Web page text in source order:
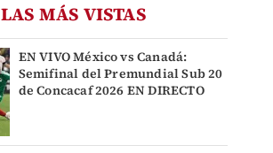
LAS MÁS VISTAS
EN VIVO México vs Canadá:
Semifinal del Premundial Sub 20
de Concacaf 2026 EN DIRECTO